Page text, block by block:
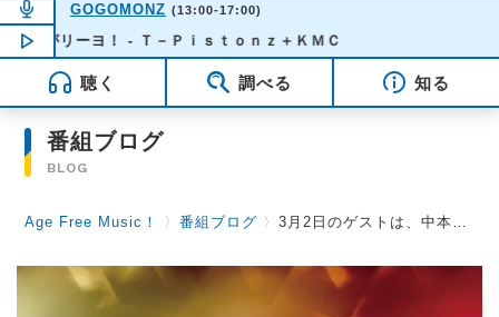
NOW ON AIR
GOGOMONZ (13:00-17:00)
NOW PLAYING 13:26
リーヨ！ - Ｔ－Ｐｉｓｔｏｎｚ＋ＫＭＣ
聴く 調べる 知る
番組ブログ
BLOG
Age Free Music！ 〉番組ブログ 〉3月2日のゲストは、中本直樹さんです！